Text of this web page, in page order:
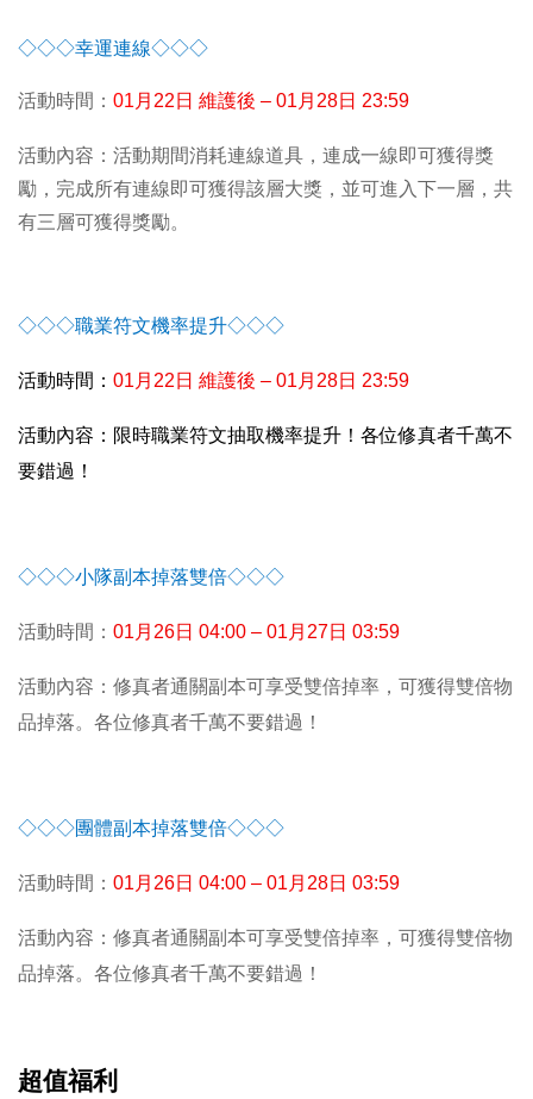
◇◇◇幸運連線◇◇◇
活動時間： 01 月22日 維護後 – 01月28日 23:59
活動內容：活動期間消耗連線道具，連成一線即可獲得獎
勵，完成所有連線即可獲得該層大獎，並可進入下一層，共
有三層可獲得獎勵。
◇◇◇職業符文機率提升◇◇◇
活動時間： 01 月22日 維護後 – 01月28日 23:59
活動內容：限時職業符文抽取機率提升！各位修真者千萬不
要錯過！
◇◇◇小隊副本掉落雙倍◇◇◇
活動時間： 01 月26日 04:00 – 01月27日 03:59
活動內容：修真者通關副本可享受雙倍掉率，可獲得雙倍物
品掉落。各位修真者千萬不要錯過！
◇◇◇團體副本掉落雙倍◇◇◇
活動時間： 01 月26日 04:00 – 01月28日 03:59
活動內容：修真者通關副本可享受雙倍掉率，可獲得雙倍物
品掉落。各位修真者千萬不要錯過！
超值福利